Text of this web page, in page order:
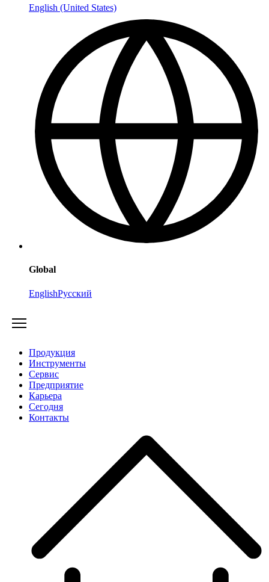
English (United States)
Global
EnglishРусский
Продукция
Инструменты
Сервис
Предприятие
Карьера
Cегодня
Контакты